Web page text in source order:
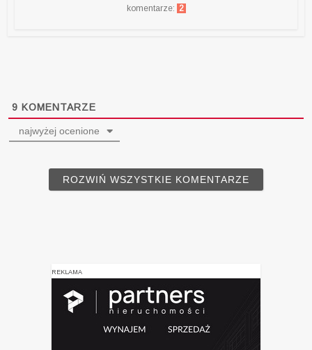
komentarze: 2
9 KOMENTARZE
najwyżej ocenione
ROZWIŃ WSZYSTKIE KOMENTARZE
REKLAMA